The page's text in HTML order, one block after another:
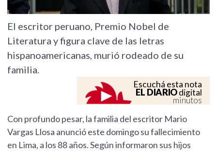
El escritor peruano, Premio Nobel de
Literatura y figura clave de las letras
hispanoamericanas, murió rodeado de su
familia.
Escuchá esta nota
EL DIARIOdigital
minutos
Con profundo pesar, la familia del escritor Mario
Vargas Llosa anunció este domingo su fallecimiento
en Lima, a los 88 años. Según informaron sus hijos